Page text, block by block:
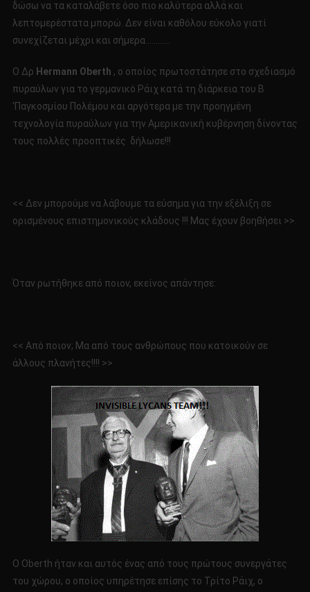
δώσω να τα καταλάβετε όσο πιο καλύτερα αλλά και
λεπτομερέστατα μπορώ. Δεν είναι καθόλου εύκολο γιατί
συνεχίζεται μέχρι και σήμερα…………
Ο Δρ Hermann Oberth , ο οποίος πρωτοστάτησε στο σχεδιασμό
πυραύλων για το γερμανικό Ράιχ κατά τη διάρκεια του Β
‘Παγκοσμίου Πολέμου και αργότερα με την προηγμένη
τεχνολογία πυραύλων για την Αμερικανική κυβέρνηση δίνοντας
τους πολλές προοπτικές δήλωσε!!!
<< Δεν μπορούμε να λάβουμε τα εύσημα για την εξέλιξη σε
ορισμένους επιστημονικούς κλάδους !!! Μας έχουν βοηθήσει >>.
Όταν ρωτήθηκε από ποιον, εκείνος απάντησε:
<< Από ποιον; Μα από τους ανθρώπους που κατοικούν σε
άλλους πλανήτες!!!! >>
Ο Oberth ήταν και αυτός ένας από τους πρώτους συνεργάτες
του χώρου, ο οποίος υπηρέτησε επίσης το Τρίτο Ράιχ, ο